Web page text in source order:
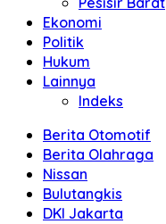
Ekonomi
Politik
Hukum
Lainnya
Indeks
Berita Otomotif
Berita Olahraga
Nissan
Bulutangkis
DKI Jakarta